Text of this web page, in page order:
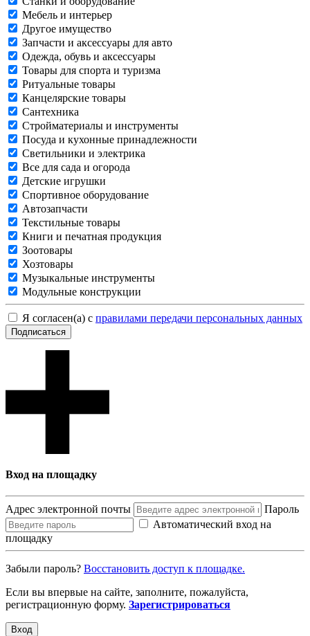
Мебель и интерьер
Другое имущество
Запчасти и аксессуары для авто
Одежда, обувь и аксессуары
Товары для спорта и туризма
Ритуальные товары
Канцелярские товары
Сантехника
Стройматериалы и инструменты
Посуда и кухонные принадлежности
Светильники и электрика
Все для сада и огорода
Детские игрушки
Спортивное оборудование
Автозапчасти
Текстильные товары
Книги и печатная продукция
Зоотовары
Хозтовары
Музыкальные инструменты
Модульные конструкции
Я согласен(а) с правилами передачи персональных данных
Подписаться
Вход на площадку
Адрес электронной почты
Пароль
Автоматический вход на
площадку
Забыли пароль? Восcтановить доступ к площадке.
Если вы впервые на сайте, заполните, пожалуйста,
регистрационную форму. Зарегистрироваться
Вход